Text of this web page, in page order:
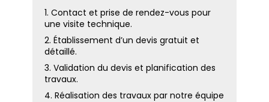
Contact et prise de rendez-vous pour
une visite technique.
Établissement d’un devis gratuit et
détaillé.
Validation du devis et planification des
travaux.
Réalisation des travaux par notre équipe